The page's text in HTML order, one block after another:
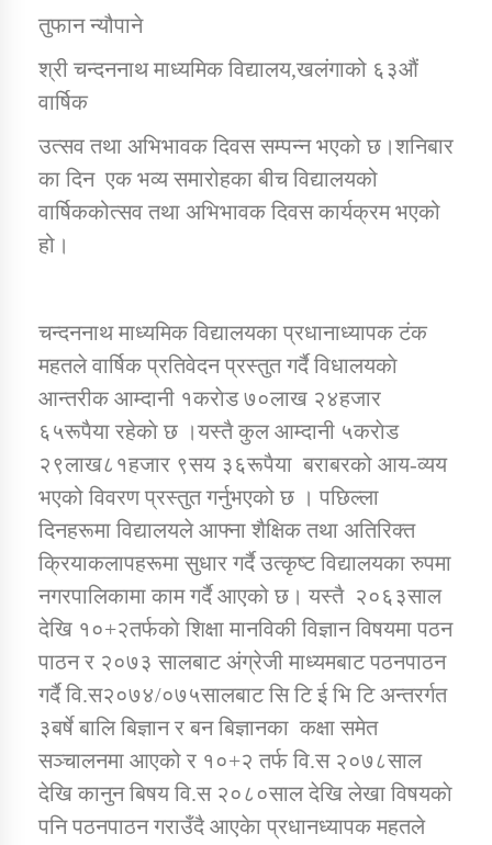
डिभिजन कार्यालय जुम्लाको सुचना सन्देश
कर्णाली प्रविधि शिक्षालय जुम्लाको सुचना
कार्यक्रम कार्यान्वयन एकाई जुम्लाको सुचना
तुफान न्यौपाने
श्री चन्दननाथ माध्यमिक विद्यालय,खलंगाको ६३औं
वार्षिक
उत्सव तथा अभिभावक दिवस सम्पन्न भएको छ।शनिबार
का दिन एक भव्य समारोहका बीच विद्यालयको
वार्षिककोत्सव तथा अभिभावक दिवस कार्यक्रम भएको
हो।
चन्दननाथ माध्यमिक विद्यालयका प्रधानाध्यापक टंक
महतले वार्षिक प्रतिवेदन प्रस्तुत गर्दै विधालयकाे
आन्तरीक आम्दानी १कराेड ७०लाख २४हजार
६५रूपैया रहेकाे छ ।यस्तै कुल आम्दानी ५कराेड
२९लाख८१हजार ९सय ३६रूपैया बराबरको आय-व्यय
भएको विवरण प्रस्तुत गर्नुभएको छ । पछिल्ला
दिनहरूमा विद्यालयले आफ्ना शैक्षिक तथा अतिरिक्त
क्रियाकलापहरूमा सुधार गर्दै उत्कृष्ट विद्यालयका रुपमा
नगरपालिकामा काम गर्दै आएको छ। यस्तै २०६३साल
देखि १०+२तर्फकाे शिक्षा मानविकी विज्ञान विषयमा पठन
पाठन र २०७३ सालबाट अंग्रेजी माध्यमबाट पठनपाठन
गर्दै वि.स२०७४/०७५सालबाट सि टि ई भि टि अन्तरर्गत
३बर्षे बालि बिज्ञान र बन बिज्ञानका कक्षा समेत
सञ्चालनमा आएको र १०+२ तर्फ वि.स २०७८साल
देखि कानुन बिषय वि.स २०८०साल देखि लेखा विषयकाे
पनि पठनपाठन गराउँदै आएकेा प्रधानध्यापक महतले